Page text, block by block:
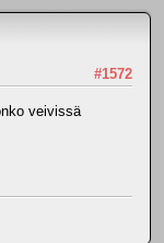
#1572
veivissä